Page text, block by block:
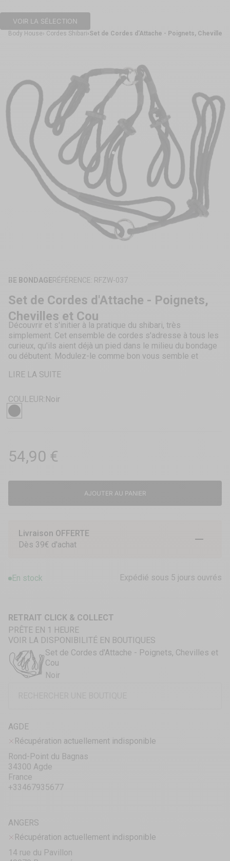
VOIR LA SÉLECTION
Body House Cordes Shibari Set de Cordes d'Attache - Poignets, Chevilles
SUR
Aller à l'élément 1
Aller à l'élément 2
BE BONDAGERÉFÉRENCE: RFZW-037
Set de Cordes d'Attache - Poignets,
Chevilles et Cou
Découvrir et s'initier à la pratique du shibari, très
simplement. Cet ensemble de cordes s'adresse à tous les
curieux, qu'ils aient déjà un pied dans le milieu du bondage
ou débutent. Modulez-le comme bon vous semble et
Idéal pour débuter,
Modulable,
Cordes solides en coton,
Livraison offerte.
LIRE LA SUITE
COULEUR:Noir
Noir
Prix de vente
54,90 €
AJOUTER AU PANIER
Livraison OFFERTE
Dès 39€ d'achat
En stock Expédié sous 5 jours ouvrés
RETRAIT CLICK & COLLECT
PRÊTE EN 1 HEURE
VOIR LA DISPONIBILITÉ EN BOUTIQUES
Set de Cordes d'Attache - Poignets, Chevilles et
Cou
Noir
AGDE
Récupération actuellement indisponible
Rond-Point du Bagnas
34300 Agde
France
+33467935677
ANGERS
Récupération actuellement indisponible
14 rue du Pavillon